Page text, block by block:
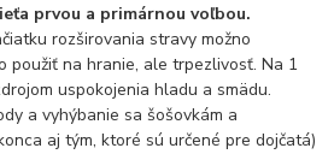
prvou a primárnou voľbou.
rozširovania stravy možno
použiť na hranie, ale trpezlivosť. Na 1
uspokojenia hladu a smädu.
a vyhýbanie sa šošovkám a
aj tým, ktoré sú určené pre dojčatá)